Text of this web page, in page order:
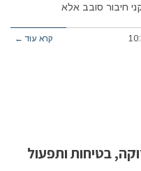
חיבור סובב אלא
קרא עוד ←
בטיחות ותפעול